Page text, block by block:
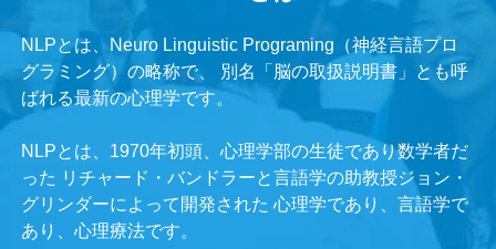
NLPとは、Neuro Linguistic Programing（神経言語プロ
グラミング）の略称で、
別名「脳の取扱説明書」とも呼
ばれる最新の心理学です。
NLPとは、1970年初頭、心理学部の生徒であり数学者だ
った リチャード・バンドラーと言語学の助教授ジョン・
グリンダーによって開発された 心理学であり、言語学で
あり、心理療法です。